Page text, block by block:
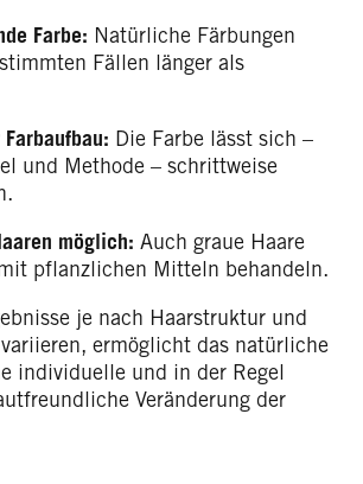
Farbe: Natürliche Färbungen
Fällen länger als
Die Farbe lässt sich –
und Methode – schrittweise
möglich: Auch graue Haare
pflanzlichen Mitteln behandeln.
je nach Haarstruktur und
ermöglicht das natürliche
individuelle und in der Regel
Veränderung der